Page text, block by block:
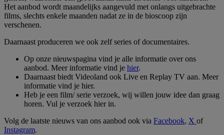
Het aanbod wordt maandelijks aangevuld met onlangs uitgebrachte
films, slechts enkele maanden nadat ze in de bioscoop zijn
verschenen.
Daarnaast produceren we ook zelf series of documentaires.
Op onze nieuwspagina vind je alle informatie over ons
aanbod. Meer informatie vind je hier.
Daarnaast biedt Videoland ook Live en Replay TV aan. Meer
informatie vind je hier.
Heb je een film/ serie verzoek, wij willen jouw idee dan graag
horen. Vul je verzoek hier in.
Volg de laatste nieuws van ons aanbod ook via Facebook, X of
Instagram.